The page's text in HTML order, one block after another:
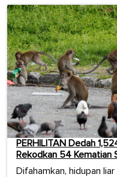
PERHILITAN Dedah
Rekodkan 54 Kematian
Difahamkan, hidupan